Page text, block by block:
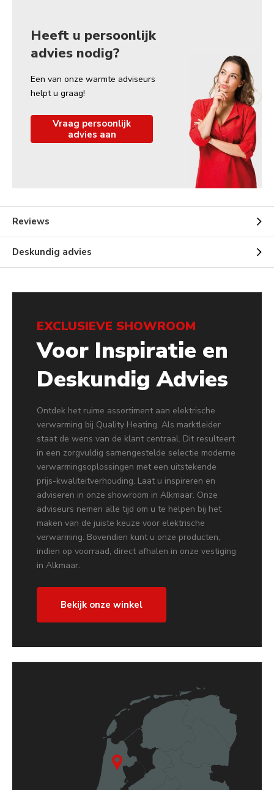
Heeft u persoonlijk
advies nodig?
Een van onze warmte adviseurs
helpt u graag!
Vraag persoonlijk
advies aan
Reviews
Deskundig advies
EXCLUSIEVE SHOWROOM
Voor Inspiratie en
Deskundig Advies
Ontdek het ruime assortiment aan elektrische
verwarming bij Quality Heating. Als marktleider
staat de wens van de klant centraal. Dit resulteert
in een zorgvuldig samengestelde selectie moderne
verwarmingsoplossingen met een uitstekende
prijs-kwaliteitverhouding. Laat u inspireren en
adviseren in onze showroom in Alkmaar. Onze
adviseurs nemen alle tijd om u te helpen bij het
maken van de juiste keuze voor elektrische
verwarming. Bovendien kunt u onze producten,
indien op voorraad, direct afhalen in onze vestiging
in Alkmaar.
Bekijk onze winkel